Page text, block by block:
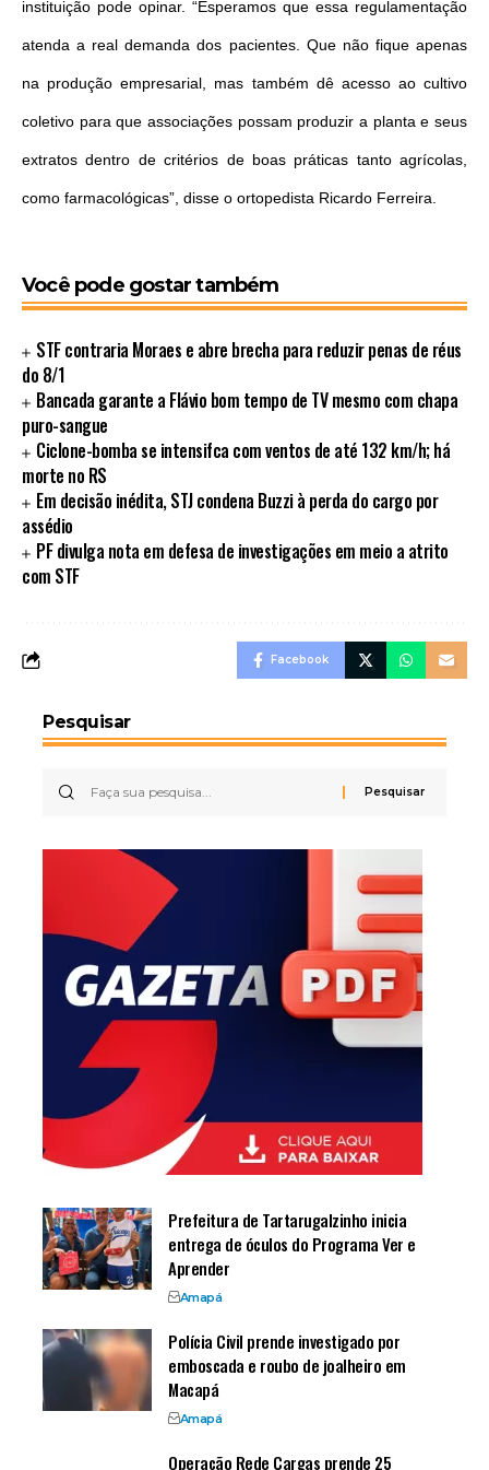
instituição pode opinar. “Esperamos que essa regulamentação
atenda a real demanda dos pacientes. Que não fique apenas
na produção empresarial, mas também dê acesso ao cultivo
coletivo para que associações possam produzir a planta e seus
extratos dentro de critérios de boas práticas tanto agrícolas,
como farmacológicas”, disse o ortopedista Ricardo Ferreira.
Você pode gostar também
STF contraria Moraes e abre brecha para reduzir penas de réus
do 8/1
Bancada garante a Flávio bom tempo de TV mesmo com chapa
puro-sangue
Ciclone-bomba se intensifca com ventos de até 132 km/h; há
morte no RS
Em decisão inédita, STJ condena Buzzi à perda do cargo por
assédio
PF divulga nota em defesa de investigações em meio a atrito
com STF
Facebook
Pesquisar
Prefeitura de Tartarugalzinho inicia
entrega de óculos do Programa Ver e
Aprender
Amapá
Polícia Civil prende investigado por
emboscada e roubo de joalheiro em
Macapá
Amapá
Operação Rede Cargas prende 25